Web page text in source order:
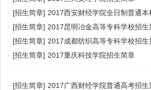
· [招生简章] 2017西安财经学院全日制普通本
· [招生简章] 2017昆明冶金高等专科学校招生
· [招生简章] 2017成都纺织高等专科学校招生
· [招生简章] 2017重庆科技学院招生简章
· [招生简章] 2017广西财经学院普通高考招生